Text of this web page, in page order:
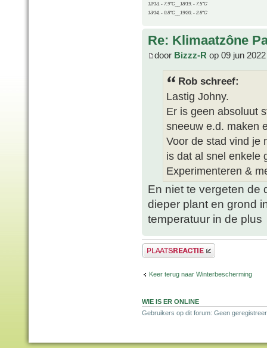
12/13, - 7.9°C__18/19, - 7.5°C
13/14, - 0.8°C__19/20, - 2.8°C
Re: Klimaatzône
door Bizzz-R op 09 jun
Rob schreef:
Lastig Johny.
Er is geen absoluut
sneeuw e.d. maken
Voor de stad vind je
is dat al snel enkele
Experimenteren &
En niet te vergeten de
dieper plant en grond
temperatuur in de plus
Plaats een reactie
Keer terug naar Winterbescherming
WIE IS ER ONLINE
Gebruikers op dit forum: Geen